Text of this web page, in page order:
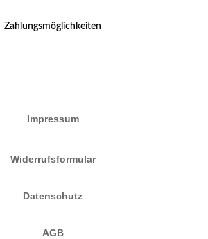
Zahlungsmöglichkeiten
Impressum
Widerrufsformular
Datenschutz
AGB